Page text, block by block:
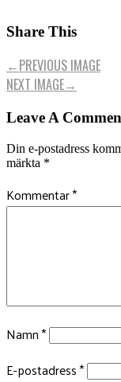
Share This
←PREVIOUS IMAGE
NEXT IMAGE→
Leave A
Din e-postadress
märkta *
Kommentar*
Namn*
E-postadress*